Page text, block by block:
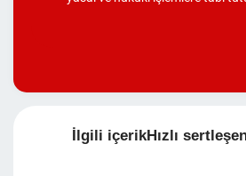
İlgili içerikHızlı